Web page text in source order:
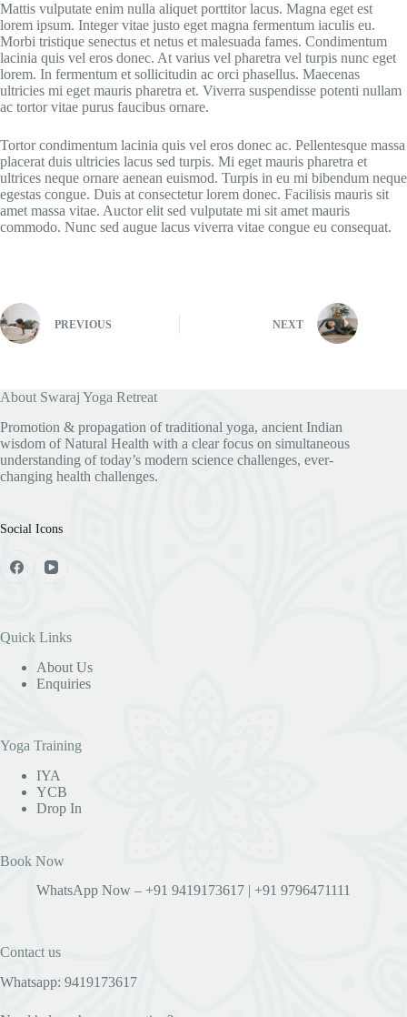
Mattis vulputate enim nulla aliquet porttitor lacus. Magna eget est
lorem ipsum. Integer vitae justo eget magna fermentum iaculis eu.
Morbi tristique senectus et netus et malesuada fames. Condimentum
lacinia quis vel eros donec. At varius vel pharetra vel turpis nunc eget
lorem. In fermentum et sollicitudin ac orci phasellus. Maecenas
ultricies mi eget mauris pharetra et. Viverra suspendisse potenti nullam
ac tortor vitae purus faucibus ornare.
Tortor condimentum lacinia quis vel eros donec ac. Pellentesque massa
placerat duis ultricies lacus sed turpis. Mi eget mauris pharetra et
ultrices neque ornare aenean euismod. Turpis in eu mi bibendum neque
egestas congue. Duis at consectetur lorem donec. Facilisis mauris sit
amet massa vitae. Auctor elit sed vulputate mi sit amet mauris
commodo. Nunc sed augue lacus viverra vitae congue eu consequat.
PREVIOUS NEXT
About Swaraj Yoga Retreat
Promotion & propagation of traditional yoga, ancient Indian
wisdom of Natural Health with a clear focus on simultaneous
understanding of today’s modern science challenges, ever-
changing health challenges.
Social Icons
Quick Links
About Us
Enquiries
Yoga Training
IYA
YCB
Drop In
Book Now
WhatsApp Now – +91 9419173617 | +91 9796471111
Contact us
Whatsapp: 9419173617